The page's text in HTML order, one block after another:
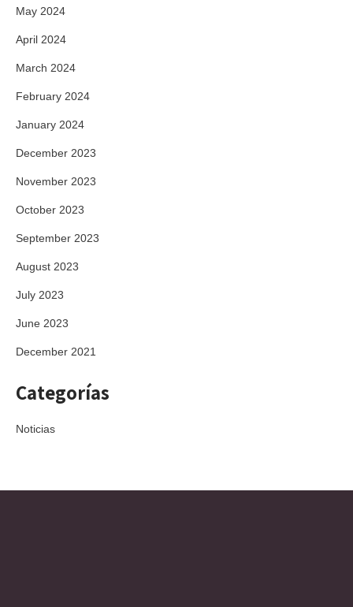
May 2024
April 2024
March 2024
February 2024
January 2024
December 2023
November 2023
October 2023
September 2023
August 2023
July 2023
June 2023
December 2021
Categorías
Noticias